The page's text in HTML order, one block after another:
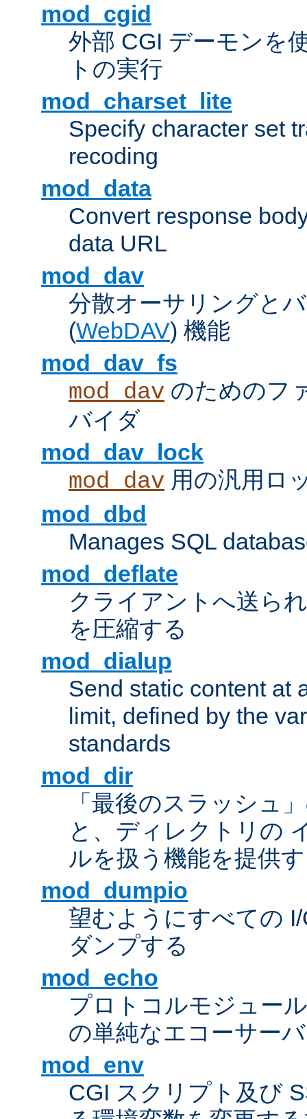
mod_cgid
外部 CGI デーモンを
トの実行
mod_charset_lite
Specify character set
recoding
mod_data
Convert response
data URL
mod_dav
分散オーサリングと
(WebDAV) 機能
mod_dav_fs
mod_dav のためのフ
バイダ
mod_dav_lock
mod_dav 用の汎用ロ
mod_dbd
Manages SQL
mod_deflate
クライアントへ送ら
を圧縮する
mod_dialup
Send static content at
limit, defined by the
standards
mod_dir
「最後のスラッシュ
と、ディレクトリの
ルを扱う機能を提供
mod_dumpio
望むようにすべての
ダンプする
mod_echo
プロトコルモジュー
の単純なエコーサーバ
mod_env
CGI スクリプト及び